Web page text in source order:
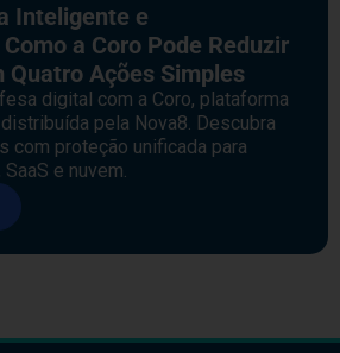
Inteligente e
a Coro Pode Reduzir
Quatro Ações Simples
digital com a Coro, plataforma
pela Nova8. Descubra
com proteção unificada para
e nuvem.